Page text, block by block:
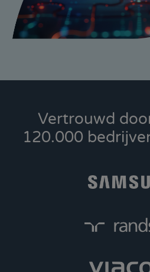
Vertrouwd
120.000